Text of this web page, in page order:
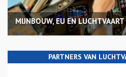
MIJNBOUW, EU EN LUCHTVAART
PARTNERS VAN